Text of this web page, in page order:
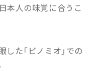
本人の味覚に合うこ
た「ビノミオ」での